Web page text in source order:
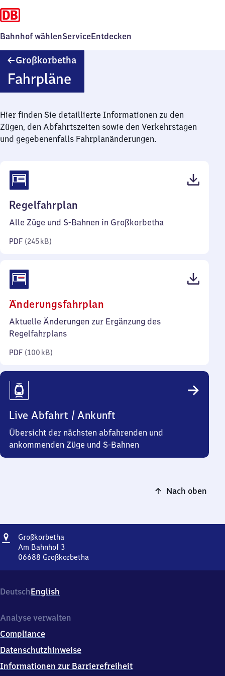
Bahnhof wählenServiceEntdecken
Großkorbetha
Fahrpläne
Hier finden Sie detaillierte Informationen zu den
Zügen, den Abfahrtszeiten sowie den Verkehrstagen
und gegebenenfalls Fahrplanänderungen.
Regelfahrplan
245
Alle Züge und S-Bahnen in Großkorbetha
PDF (245 kB)
Änderungsfahrplan
100
Aktuelle Änderungen zur Ergänzung des
Regelfahrplans
PDF (100 kB)
Live Abfahrt / Ankunft
Übersicht der nächsten abfahrenden und
ankommenden Züge und S-Bahnen
Nach oben
Adresse
Großkorbetha
Am Bahnhof 3
06688 Großkorbetha
Bahnhof
3,
6
8
8
DeutschEnglish
Analyse verwalten
Compliance
Datenschutzhinweise
Informationen zur Barrierefreiheit